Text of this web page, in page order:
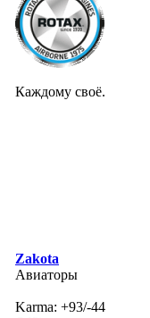
Каждому своё.
Zakota
Авиаторы
Karma: +93/-44